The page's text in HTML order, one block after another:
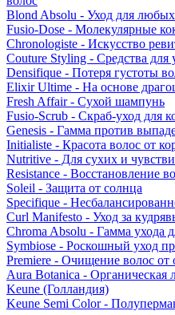
Blond Absolu - Уход для
Fusio-Dose - Молекулярные
Chronologiste - Искусство
Couture Styling - Средства для
Densifique - Потеря густоты
Elixir Ultime - На основе
Fresh Affair - Сухой шампунь
Fusio-Scrub - Скраб-уход для
Genesis - Гамма против
Initialiste - Красота волос от
Nutritive - Для сухих и
Resistance - Восстановление
Soleil - Защита от солнца
Specifique -
Curl Manifesto - Уход за
Chroma Absolu - Гамма ухода
Symbiose - Роскошный уход
Premiere - Очищение волос от
Aura Botanica - Органическая
Keune (Голландия)
Keune Semi Color -